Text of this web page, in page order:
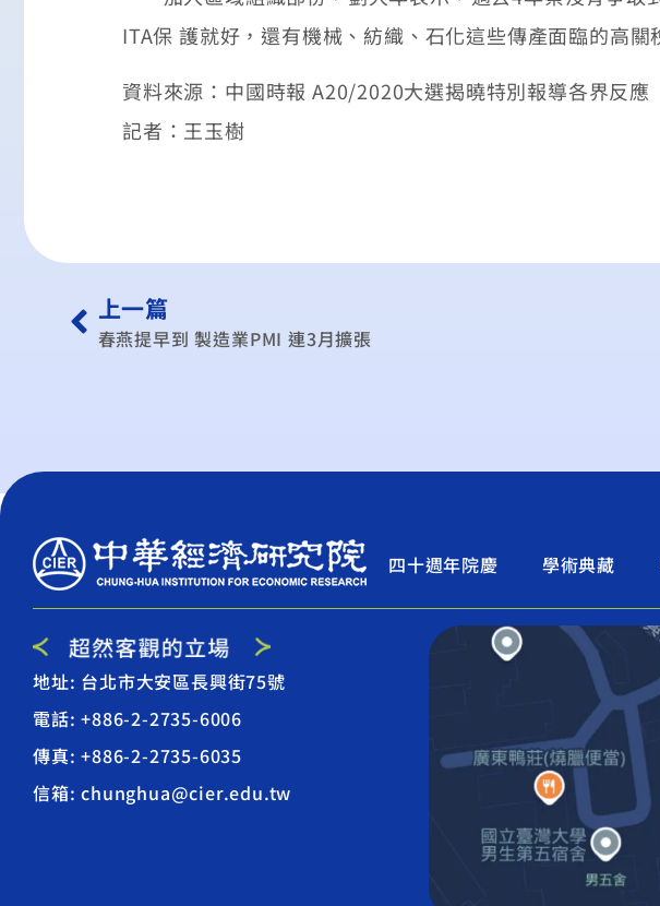
ITA保 護就好，還有機械、紡織、石化這些傳產面臨的高關
資料來源：中國時報 A20/2020大選揭曉特別報導各界反應
記者：王玉樹
上一篇
春燕提早到 製造業PMI 連3月擴張
四十週年院慶 學術典藏
地址: 台北市大安區長興街75號
電話: +886-2-2735-6006
傳真: +886-2-2735-6035
信箱: chunghua@cier.edu.tw